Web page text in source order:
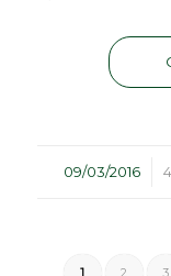
09/03/2016
/
1 2 3